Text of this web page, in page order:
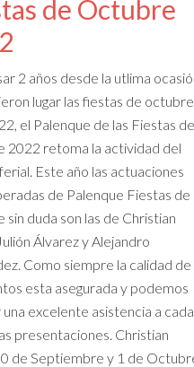
de Octubre
2 años desde la utlima
lugar las fiestas de octubre
el Palenque de las Fiestas de
2022 retoma la actividad del
Este año las actuaciones
de Palenque Fiestas de
sin duda son las de Christian
Álvarez y Alejandro
Como siempre la calidad de
esta asegurada y podemos
excelente asistencia a cada
presentaciones. Christian
de Septiembre y 1 de